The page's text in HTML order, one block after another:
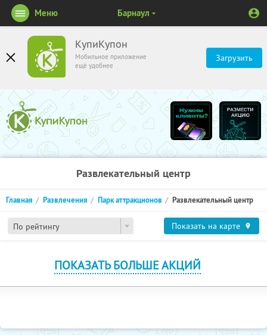
КупиКупон
Мобильное приложение
ещё удобнее
Загрузить
Меню Барнаул
Развлекательный центр
По рейтингу
Главная Развлечения Парк аттракционов Развлекательный центр
Показать на карте
ПОКАЗАТЬ БОЛЬШЕ АКЦИЙ